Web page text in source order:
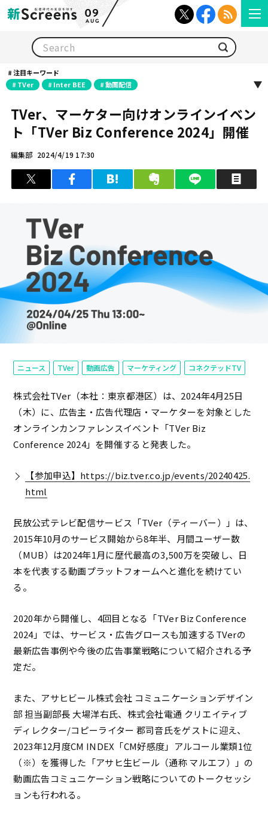
09
AUG
注目キーワード
TVer
Inter BEE 動画配信
TVer、マーケター向けオンラインイベン
ト「TVer Biz Conference 2024」開催
編集部 2024/4/19 17:30
ツイート シェア はてブ クリップ LINEで送る
ニュース TVer 動画広告 マーケティング コネクテッドTV
株式会社TVer（本社：東京都港区）は、2024年4月25日
（木）に、広告主・広告代理店・マーケターを対象とした
オンラインカンファレンスイベント「TVer Biz
Conference 2024」を開催すると発表した。
【参加申込】https://biz.tver.co.jp/events/20240425.
html
民放公式テレビ配信サービス「TVer（ティーバー）」は、
2015年10月のサービス開始から8年半、月間ユーザー数
（MUB）は2024年1月に歴代最高の3,500万を突破し、日
本を代表する動画プラットフォームへと進化を続けてい
る。
2020年から開催し、4回目となる「TVer Biz Conference
2024」では、サービス・広告グロースも加速するTVerの
最新広告事例や今後の広告事業戦略について紹介される予
定だ。
また、アサヒビール株式会社 コミュニケーションデザイン
部 担当副部長 大場洋右氏、株式会社電通 クリエイティブ
ディレクター/コピーライター 郡司音氏をゲストに迎え、
2023年12月度CM INDEX「CM好感度」アルコール業類1位
（※）を獲得した「アサヒ生ビール（通称 マルエフ）」の
動画広告コミュニケーション戦略についてのトークセッシ
ョンも行われる。